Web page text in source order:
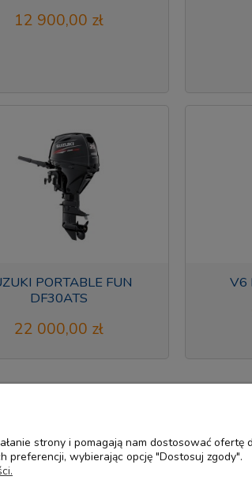
12 900,00 zł
PORTABLE FUN
DF30ATS
22 000,00 zł
V6
Płatności i dostawa
strony i pomagają nam dostosować
wybierając opcję "Dostosuj zgody".